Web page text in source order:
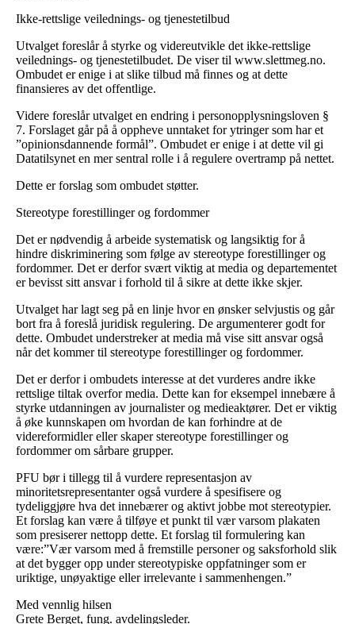
Ikke-rettslige veilednings- og tjenestetilbud
Utvalget foreslår å styrke og videreutvikle det ikke-rettslige
veilednings- og tjenestetilbudet. De viser til www.slettmeg.no.
Ombudet er enige i at slike tilbud må finnes og at dette
finansieres av det offentlige.
Videre foreslår utvalget en endring i personopplysningsloven §
7. Forslaget går på å oppheve unntaket for ytringer som har et
”opinionsdannende formål”. Ombudet er enige i at dette vil gi
Datatilsynet en mer sentral rolle i å regulere overtramp på nettet.
Dette er forslag som ombudet støtter.
Stereotype forestillinger og fordommer
Det er nødvendig å arbeide systematisk og langsiktig for å
hindre diskriminering som følge av stereotype forestillinger og
fordommer. Det er derfor svært viktig at media og departementet
er bevisst sitt ansvar i forhold til å sikre at dette ikke skjer.
Utvalget har lagt seg på en linje hvor en ønsker selvjustis og går
bort fra å foreslå juridisk regulering. De argumenterer godt for
dette. Ombudet understreker at media må vise sitt ansvar også
når det kommer til stereotype forestillinger og fordommer.
Det er derfor i ombudets interesse at det vurderes andre ikke
rettslige tiltak overfor media. Dette kan for eksempel innebære å
styrke utdanningen av journalister og medieaktører. Det er viktig
å øke kunnskapen om hvordan de kan forhindre at de
videreformidler eller skaper stereotype forestillinger og
fordommer om sårbare grupper.
PFU bør i tillegg til å vurdere representasjon av
minoritetsrepresentanter også vurdere å spesifisere og
tydeliggjøre hva det innebærer og aktivt jobbe mot stereotypier.
Et forslag kan være å tilføye et punkt til vær varsom plakaten
som presiserer nettopp dette. Et forslag til formulering kan
være:”Vær varsom med å fremstille personer og saksforhold slik
at det bygger opp under stereotypiske oppfatninger som er
uriktige, unøyaktige eller irrelevante i sammenhengen.”
Med vennlig hilsen
Grete Berget, fung. avdelingsleder.